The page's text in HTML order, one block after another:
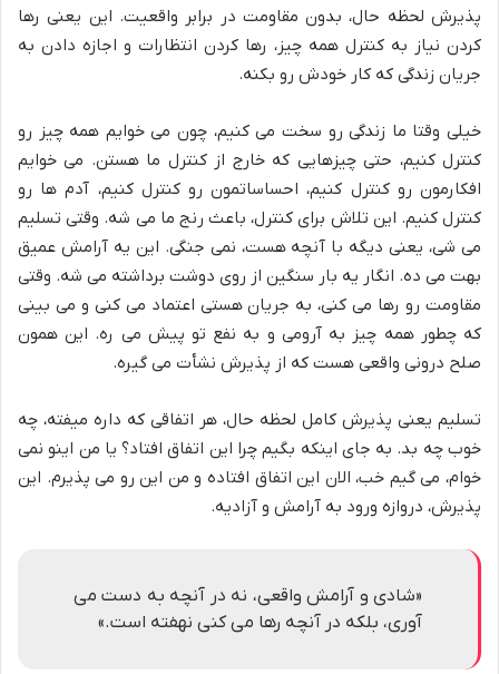
پذیرش لحظه حال، بدون مقاومت در برابر واقعیت. این یعنی رها
کردن نیاز به کنترل همه چیز، رها کردن انتظارات و اجازه دادن به
جریان زندگی که کار خودش رو بکنه.
خیلی وقتا ما زندگی رو سخت می کنیم، چون می خوایم همه چیز رو
کنترل کنیم، حتی چیزهایی که خارج از کنترل ما هستن. می خوایم
افکارمون رو کنترل کنیم، احساساتمون رو کنترل کنیم، آدم ها رو
کنترل کنیم. این تلاش برای کنترل، باعث رنج ما می شه. وقتی تسلیم
می شی، یعنی دیگه با آنچه هست، نمی جنگی. این یه آرامش عمیق
بهت می ده. انگار یه بار سنگین از روی دوشت برداشته می شه. وقتی
مقاومت رو رها می کنی، به جریان هستی اعتماد می کنی و می بینی
که چطور همه چیز به آرومی و به نفع تو پیش می ره. این همون
صلح درونی واقعی هست که از پذیرش نشأت می گیره.
تسلیم یعنی پذیرش کامل لحظه حال، هر اتفاقی که داره میفته، چه
خوب چه بد. به جای اینکه بگیم چرا این اتفاق افتاد؟ یا من اینو نمی
خوام، می گیم خب، الان این اتفاق افتاده و من این رو می پذیرم. این
پذیرش، دروازه ورود به آرامش و آزادیه.
«شادی و آرامش واقعی، نه در آنچه به دست می
آوری، بلکه در آنچه رها می کنی نهفته است.»